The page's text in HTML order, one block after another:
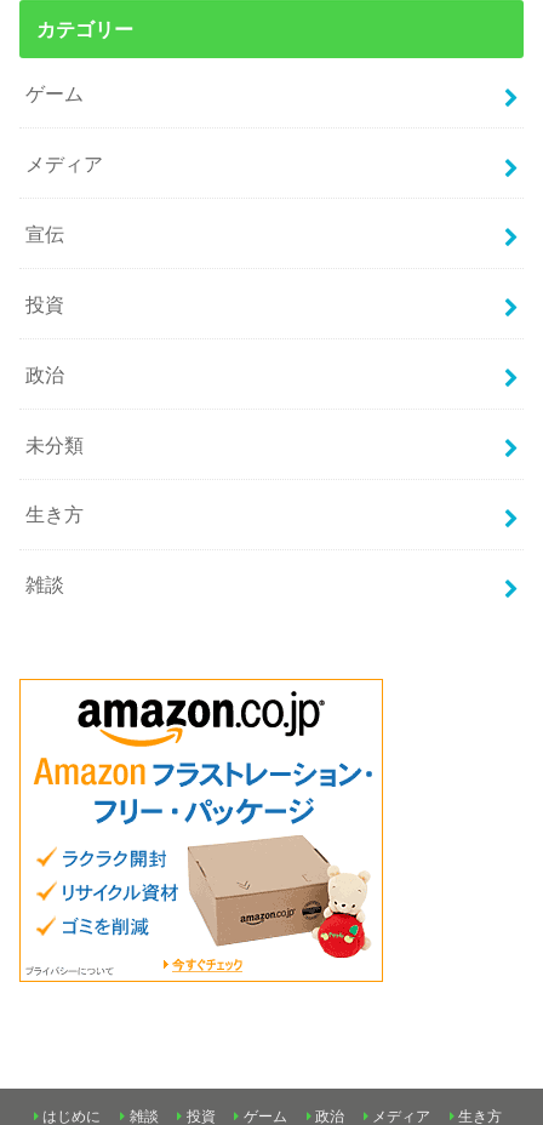
カテゴリー
ゲーム
メディア
宣伝
投資
政治
未分類
生き方
雑談
はじめに 雑談 投資 ゲーム 政治 メディア 生き方